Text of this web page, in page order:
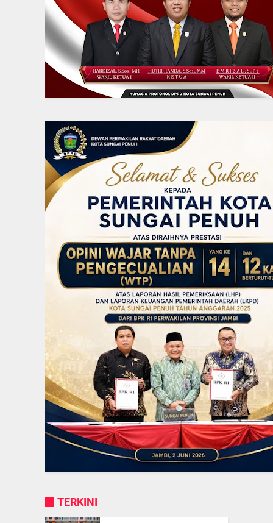
TERKINI